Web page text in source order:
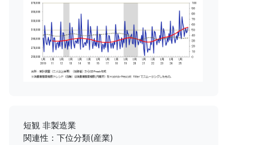
短観 非製造業
関連性：下位分類(産業)